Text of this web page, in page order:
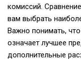
комиссий.
вам выбрать
Важно понимать,
означает лучшее
дополнительные